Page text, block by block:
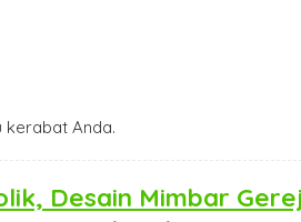
kerabat Anda.
Desain Mimbar